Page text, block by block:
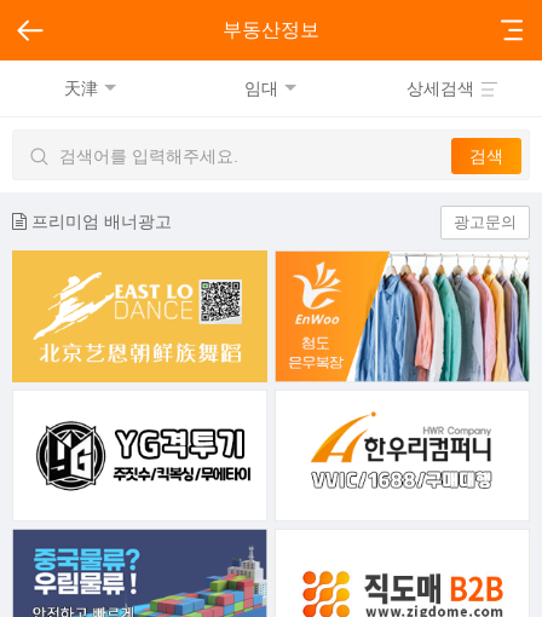
부동산정보
天津 임대 상세검색
프리미엄 배너광고 광고문의